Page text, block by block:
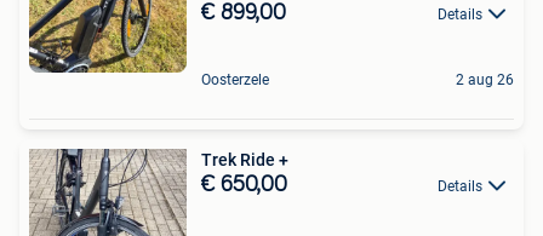
€ 899,00 Details
Oosterzele 2 aug 26
Trek Ride +
€ 650,00 Details